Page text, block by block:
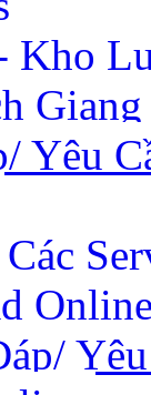
Kho
Yêu